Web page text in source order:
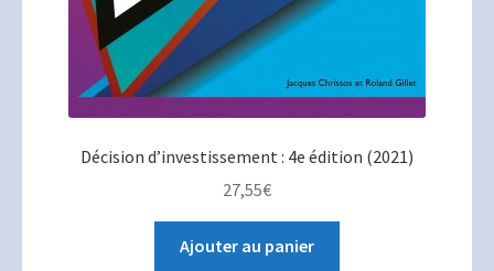
Décision d’investissement : 4e édition (2021)
27,55€
Ajouter au panier